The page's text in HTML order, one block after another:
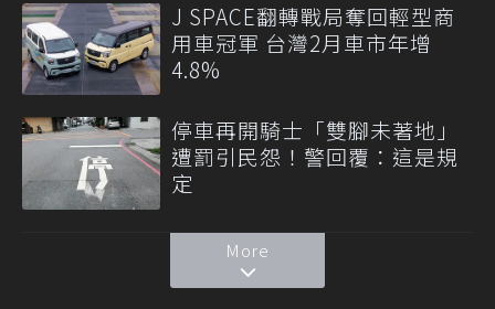
J SPACE翻轉戰局奪回輕型商
用車冠軍 台灣2月車市年增
4.8%
停車再開騎士「雙腳未著地」
遭罰引民怨！警回覆：這是規
定
More